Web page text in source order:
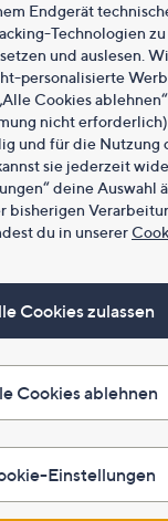
Endgerät
Technologien
und auslesen.
personalisierte
Cookies
nicht
und für die Nutzung
sie jederzeit
deine Auswahl
bisherigen
du in unserer
Cookies zulassen
Cookies ablehnen
Einstellungen